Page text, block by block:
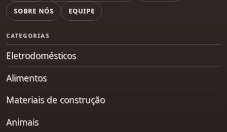
SOBRE NÓS EQUIPE
CATEGORIAS
Eletrodomésticos
Alimentos
Materiais de construção
Animais